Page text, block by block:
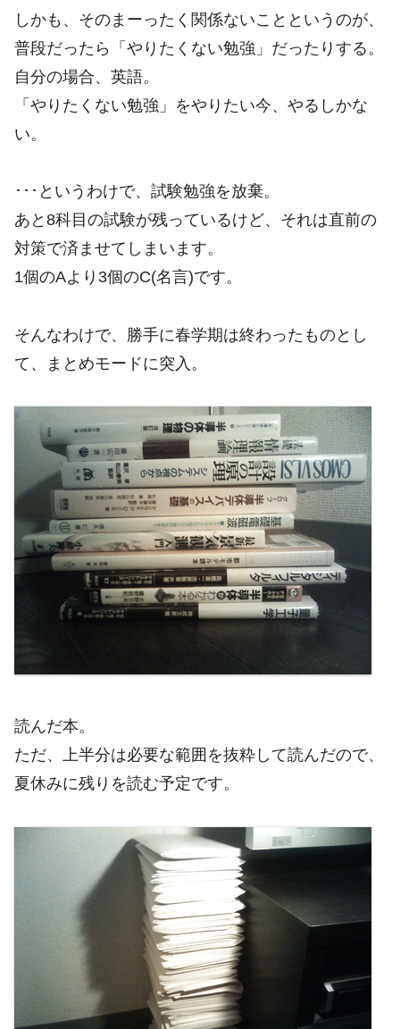
しかも、そのまーったく関係ないことというのが、
普段だったら「やりたくない勉強」だったりする。
自分の場合、英語。
「やりたくない勉強」をやりたい今、やるしかな
い。
･･･というわけで、試験勉強を放棄。
あと8科目の試験が残っているけど、それは直前の
対策で済ませてしまいます。
1個のAより3個のC(名言)です。
そんなわけで、勝手に春学期は終わったものとし
て、まとめモードに突入。
読んだ本。
ただ、上半分は必要な範囲を抜粋して読んだので、
夏休みに残りを読む予定です。